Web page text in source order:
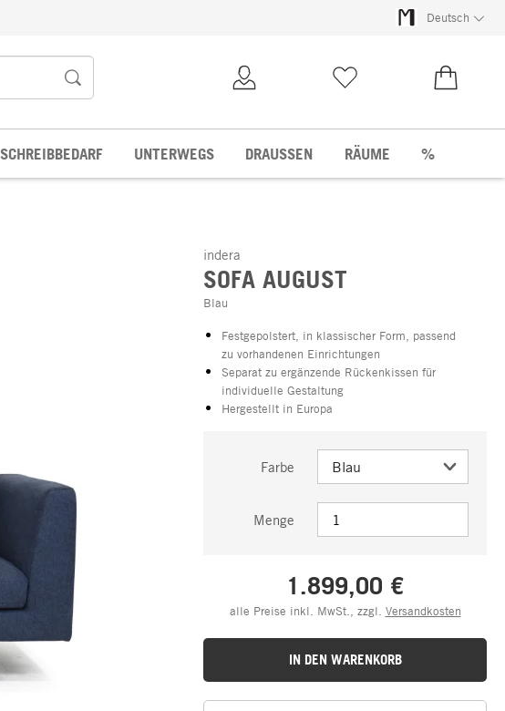
Deutsch
SCHREIBBEDARF UNTERWEGS DRAUSSEN RÄUME %
indera
SOFA AUGUST
Blau
Festgepolstert, in klassischer Form, passend
zu vorhandenen Einrichtungen
Separat zu ergänzende Rückenkissen für
individuelle Gestaltung
Hergestellt in Europa
Farbe
Menge
1.899,00 €
alle Preise inkl. MwSt., zzgl. Versandkosten
IN DEN WARENKORB